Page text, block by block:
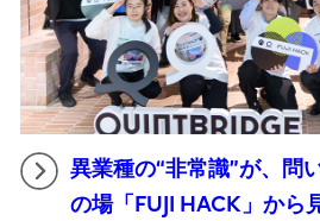
異業種の“非常識”が、問
の場「FUJI HACK」から